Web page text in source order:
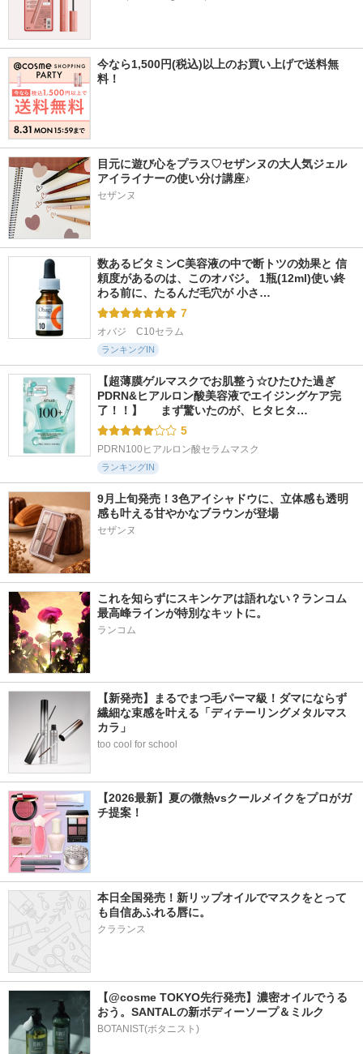
今なら1,500円(税込)以上のお買い上げで送料無
料！
目元に遊び心をプラス♡セザンヌの大人気ジェル
アイライナーの使い分け講座♪
セザンヌ
数あるビタミンC美容液の中で断トツの効果と 信
頼度があるのは、このオバジ。 1瓶(12ml)使い終
わる前に、たるんだ毛穴が 小さ…
7
オバジ　C10セラム
ランキングIN
【超薄膜ゲルマスクでお肌整う☆ひたひた過ぎ
PDRN&ヒアルロン酸美容液でエイジングケア完
了！！】  　まず驚いたのが、ヒタヒタ…
5
PDRN100ヒアルロン酸セラムマスク
ランキングIN
9月上旬発売！3色アイシャドウに、立体感も透明
感も叶える甘やかなブラウンが登場
これを知らずにスキンケアは語れない？ランコム
最高峰ラインが特別なキットに。
ランコム
【新発売】まるでまつ毛パーマ級！ダマにならず
繊細な束感を叶える「ディテーリングメタルマス
カラ」
too cool for school
【2026最新】夏の微熱vsクールメイクをプロがガ
チ提案！
本日全国発売！新リップオイルでマスクをとって
も自信あふれる唇に。
クラランス
【@cosme TOKYO先行発売】濃密オイルでうる
おう。SANTALの新ボディーソープ＆ミルク
BOTANIST(ボタニスト)